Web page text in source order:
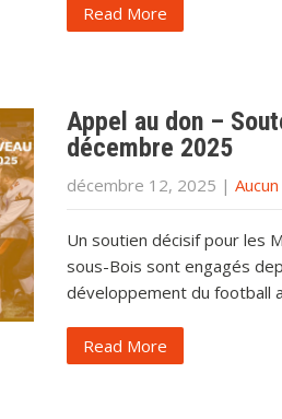
Read More
Appel au don –
décembre 2025
décembre 12, 2025 |
Un soutien décisif pour les
sous-Bois sont engagés
développement du football
Read More